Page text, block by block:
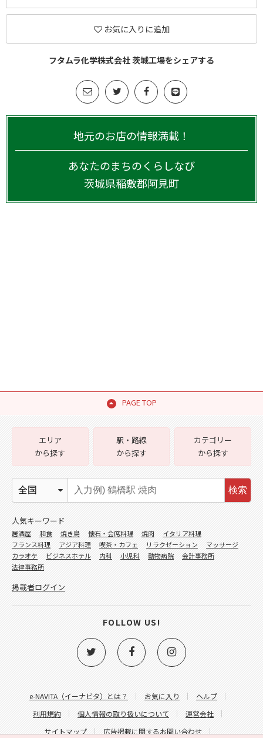
お気に入りに追加
フタムラ化学株式会社 茨城工場をシェアする
地元のお店の情報満載！
あなたのまちのくらしなび
茨城県稲敷郡阿見町
PAGE TOP
e-NAVITA（イーナビタ）とは？ お気に入り
ヘルプ
利用規約
個人情報の取り扱いについて
運営会社
サイトマップ
広告掲載に関するお問い合わせ
エリア
から探す
駅・路線
から探す
カテゴリー
から探す
検索
人気キーワード
居酒屋 和食 焼き鳥 懐石・会席料理 焼肉
イタリア料理
フランス料理
アジア料理 喫茶・カフェ リラクゼーション
マッサージ
カラオケ
ビジネスホテル 内科 小児科 動物病院
会計事務所
法律事務所
掲載者ログイン
FOLLOW US!